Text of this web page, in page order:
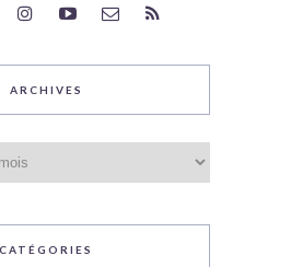
ARCHIVES
CATÉGORIES